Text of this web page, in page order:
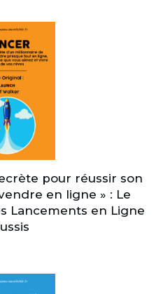
pour réussir son
en ligne » : Le
Lancements en Ligne